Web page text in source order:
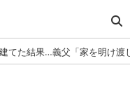
てた結果…義父「家を明け